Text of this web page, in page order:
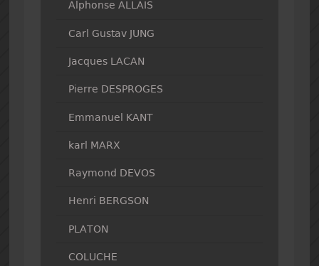
Alphonse ALLAIS
Carl Gustav JUNG
Jacques LACAN
Pierre DESPROGES
Emmanuel KANT
karl MARX
Raymond DEVOS
Henri BERGSON
PLATON
COLUCHE